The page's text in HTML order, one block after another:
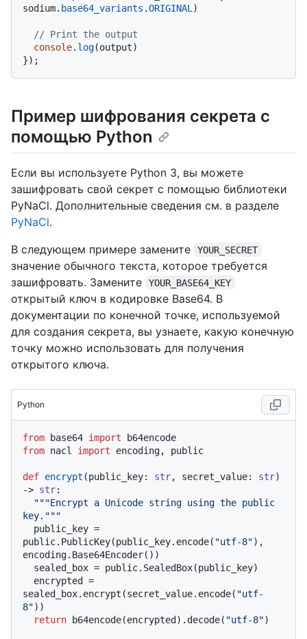
sodium. base64_variants .ORIGINAL)
// Print the output
console. log(output)
Пример шифрования секрета с
помощью Python
Если вы используете Python 3, вы можете
зашифровать свой секрет с помощью библиотеки
PyNaCl. Дополнительные сведения см. в разделе
PyNaCl.
В следующем примере замените
YOUR_SECRET
значение обычного текста, которое требуется
зашифровать. Замените
YOUR_BASE64_KEY
открытый ключ в кодировке Base64. В
документации по конечной точке, используемой
для создания секрета, вы узнаете, какую конечную
точку можно использовать для получения
открытого ключа.
Python
from base64 import
from nacl import encoding, public
def encrypt (public_key: str, secret_value: str)
-> str:
"""Encrypt a Unicode string using the public
key."""
public.PublicKey(public_key.encode( "utf-8"),
encoding.Base64Encoder())
sealed_box.encrypt(secret_value.encode( "utf-
8"))
return b64encode(encrypted).decode( "utf-8")